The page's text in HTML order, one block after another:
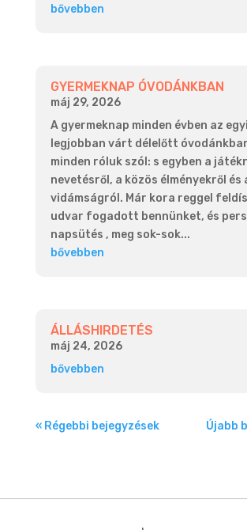
bővebben
GYERMEKNAP ÓVODÁNKBAN
máj 29, 2026
A gyermeknap minden évben az
legjobban várt délelőtt
minden róluk szól: s egyben a
nevetésről, a közös élményekről és
vidámságról. Már kora reggel
udvar fogadott bennünket, és
napsütés , meg sok-sok...
bővebben
ÁLLÁSHIRDETÉS
máj 24, 2026
bővebben
« Régebbi bejegyzések Újabb